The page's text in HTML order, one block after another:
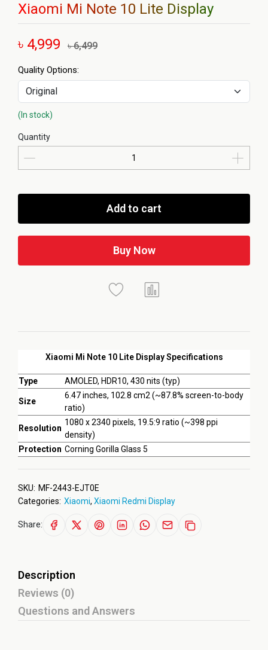
Xiaomi Mi Note 10 Lite Display
৳ 4,999 ৳ 6,499
Xiaomi Mi Note 10 Lite Display Specifications
Type AMOLED, HDR10, 430 nits (typ)
Size
6.47 inches, 102.8 cm2 (~87.8% screen-to-body
ratio)
Resolution
1080 x 2340 pixels, 19.5:9 ratio (~398 ppi
density)
Protection Corning Gorilla Glass 5
Quality Options:
(In stock)
Quantity
Add to cart
Buy Now
SKU: MF-2443-EJT0E
Categories: Xiaomi, Xiaomi Redmi Display
Share:
Description
Reviews (0)
Questions and Answers